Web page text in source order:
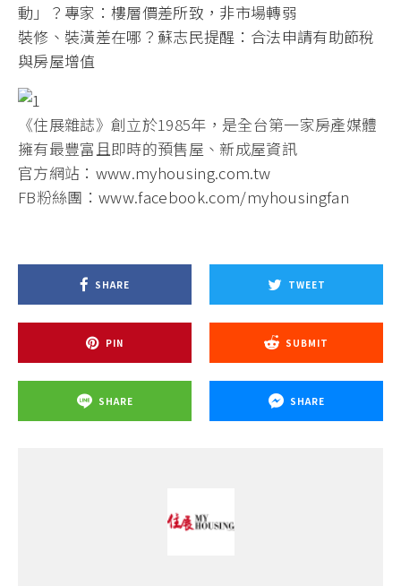
動」？專家：樓層價差所致，非市場轉弱
裝修、裝潢差在哪？蘇志民提醒：合法申請有助節稅
與房屋增值
《住展雜誌》創立於1985年，是全台第一家房產媒體
擁有最豐富且即時的預售屋、新成屋資訊
官方網站： www.myhousing.com.tw
FB粉絲團：www.facebook.com/myhousingfan
SHARE TWEET
PIN SUBMIT
SHARE SHARE